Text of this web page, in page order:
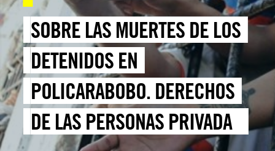
SOBRE LAS MUERTES DE LOS
DETENIDOS EN
POLICARABOBO. DERECHOS
DE LAS PERSONAS PRIVADAS